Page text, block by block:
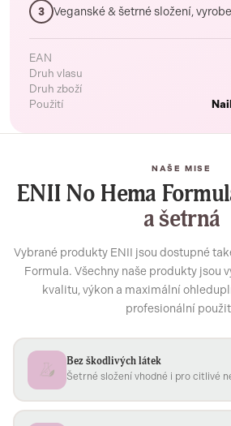
3 Veganské & šetrné složení,
EAN
Druh vlasu
Druh zboží
Použití
NAŠE MISE
ENII No Hema
a šetrná
Vybrané produkty ENII jsou dostupné
Formula. Všechny naše produkty jsou
kvalitu, výkon a maximální
profesionální
Bez škodlivých látek
Šetrné složení vhodné i pro citlivé